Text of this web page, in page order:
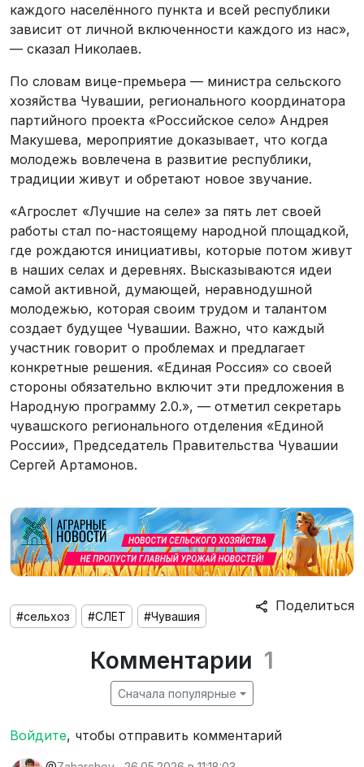
каждого населённого пункта и всей республики
зависит от личной включенности каждого из нас»,
— сказал Николаев.
По словам вице-премьера — министра сельского
хозяйства Чувашии, регионального координатора
партийного проекта «Российское село» Андрея
Макушева, мероприятие доказывает, что когда
молодежь вовлечена в развитие республики,
традиции живут и обретают новое звучание.
«Агрослет «Лучшие на селе» за пять лет своей
работы стал по-настоящему народной площадкой,
где рождаются инициативы, которые потом живут
в наших селах и деревнях. Высказываются идеи
самой активной, думающей, неравнодушной
молодежью, которая своим трудом и талантом
создает будущее Чувашии. Важно, что каждый
участник говорит о проблемах и предлагает
конкретные решения. «Единая Россия» со своей
стороны обязательно включит эти предложения в
Народную программу 2.0.», — отметил секретарь
чувашского регионального отделения «Единой
России», Председатель Правительства Чувашии
Сергей Артамонов.
Поделиться
#сельхоз #СЛЕТ #Чувашия
Комментарии 1
Сначала популярные
Войдите, чтобы отправить комментарий